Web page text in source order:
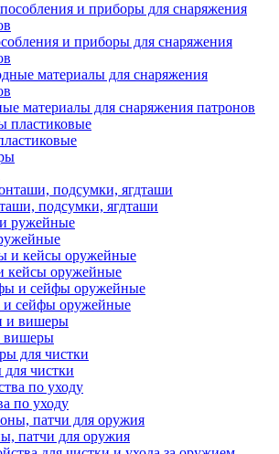
и приборы для снаряжения
материалы для снаряжения патронов
подсумки, ягдташи
кейсы оружейные
сейфы оружейные
чистки
по уходу
патчи для оружия